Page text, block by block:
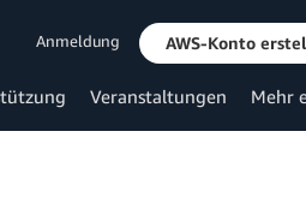
Anmeldung AWS-Konto
Veranstaltungen Mehr